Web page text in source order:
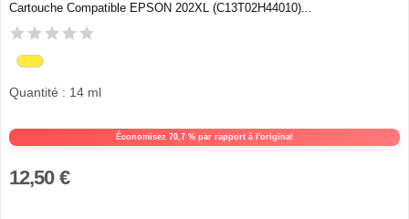
Cartouche Compatible EPSON 202XL (C13T02H44010)...
Économisez 70,7 % par rapport à l'original
Quantité : 14 ml
12,50 €